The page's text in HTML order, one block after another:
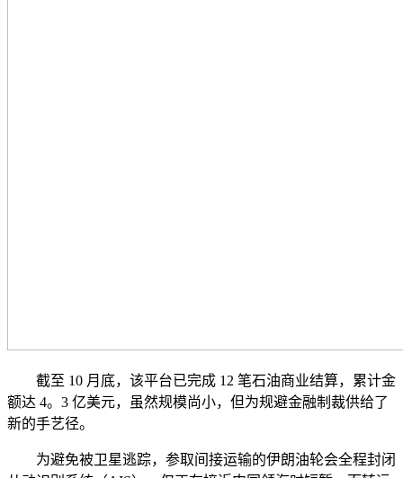
截至 10 月底，该平台已完成 12 笔石油商业结算，累计金
额达 4。3 亿美元，虽然规模尚小，但为规避金融制裁供给了
新的手艺径。
为避免被卫星逃踪，参取间接运输的伊朗油轮会全程封闭